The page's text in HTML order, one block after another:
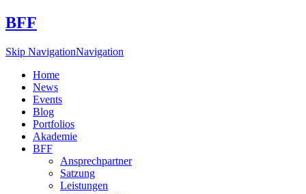
BFF
Skip NavigationNavigation
Home
News
Events
Blog
Portfolios
Akademie
BFF
Ansprechpartner
Satzung
Leistungen